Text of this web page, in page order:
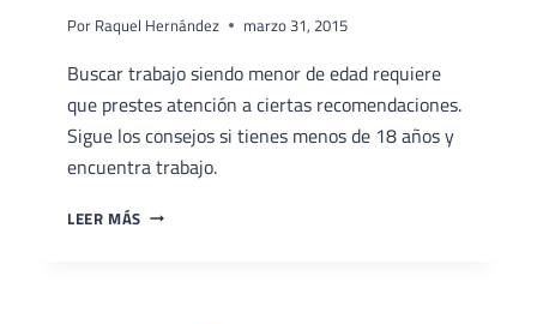
Por Raquel Hernández marzo 31, 2015
Buscar trabajo siendo menor de edad requiere
que prestes atención a ciertas recomendaciones.
Sigue los consejos si tienes menos de 18 años y
encuentra trabajo.
LEER MÁS CONSEGUIR